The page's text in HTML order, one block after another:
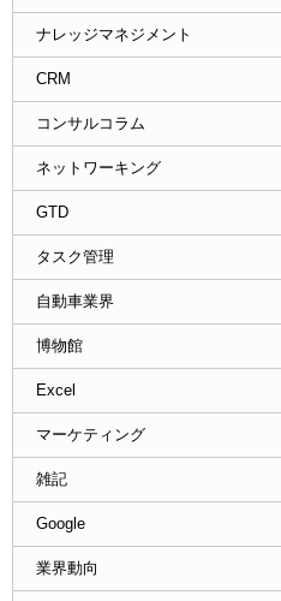
ナレッジマネジメント
CRM
コンサルコラム
ネットワーキング
GTD
タスク管理
自動車業界
博物館
Excel
マーケティング
雑記
Google
業界動向